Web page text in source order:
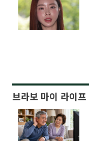
브라보 마이 라이프